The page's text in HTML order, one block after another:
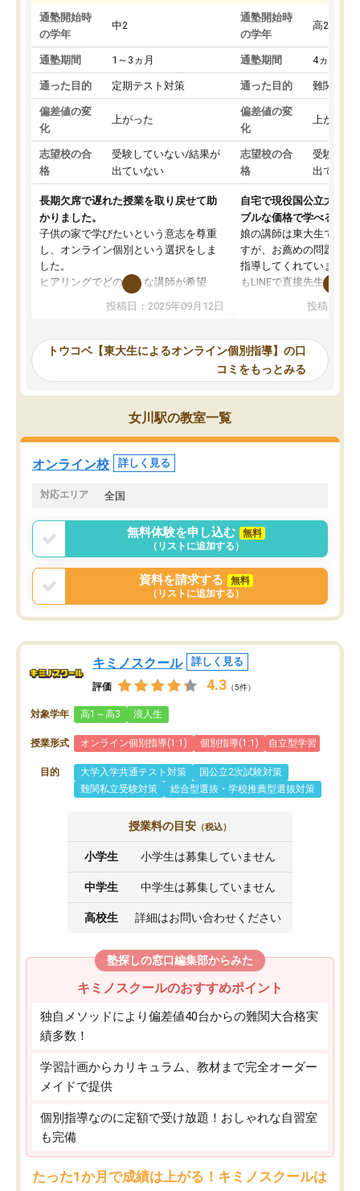
通塾開始時
の学年
中2
通塾期間 1～3ヵ月
通った目的 定期テスト対策
偏差値の変
化
上がった
志望校の合
格
受験していない/結果が
出ていない
長期欠席で遅れた授業を取り戻せて助
かりました。
子供の家で学びたいという意志を尊重
し、オンライン個別という選択をしま
した。
ヒアリングでどのような講師が希望
か、オプションは付帯するかなど選ぶ
事が出来ました。
ーティングを行い、その講師で良いか
見てから講師を決定する事ができま
す。
うちの子は、初回面談の講師の方で決
オンラインツールを使用した単語帳の
共有があり宿題もそちらで出される形
でした。
言う事で講師変更の申し出があり、あ
まりに短期での変更だった為、塾に通
う事にして退会しました。遅れも取り
戻せ、授業内容や講師の方は良かった
と思います。
投稿日：2025年09月12日
通塾開始時
の学年
高2
通塾期間 4ヵ月～1
通った目的 難関私立
偏差値の変
化
上がった
志望校の合
格
受験して
出ていな
自宅で現役国公立大学生
ブルな価格で学べる
娘の講師は東大生では無
すが、お薦めの問題集や
指導してくれています。
もLINEで直接先生に質問
めれるので、個人に合
いなのがあり(有料)、受
ことをどんなスケジュー
くか相談したのですが、
ち期待したものではなく
くなってきたようなので
投稿日：
トウコベ【東大生によるオンライン個別指導】の口
コミをもっとみる
女川駅の教室一覧
オンライン校 詳しく見る
対応エリア 全国
無料体験を申し込む
無料
（リストに追加する）
資料を請求する
無料
（リストに追加する）
キミノスクール 詳しく見る
評価 4.3 （5件）
対象学年 高1～高3 浪人生
授業形式 オンライン個別指導(1:1) 個別指導(1:1) 自立型学習
目的 大学入学共通テスト対策
国公立2次試験対策
難関私立受験対策
総合型選抜・学校推薦型選抜対策
授業料の目安 （税込）
小学生 小学生は募集していません
中学生 中学生は募集していません
高校生 詳細はお問い合わせください
塾探しの窓口編集部からみた
キミノスクールのおすすめポイント
独自メソッドにより偏差値40台からの難関大合格実
績多数！
学習計画からカリキュラム、教材まで完全オーダー
メイドで提供
個別指導なのに定額で受け放題！おしゃれな自習室
も完備
たった1か月で成績は上がる！キミノスクールは